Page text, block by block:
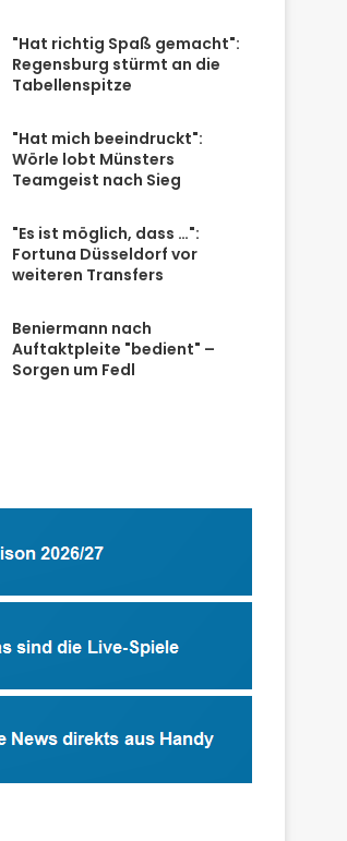
"Hat richtig Spaß gemacht":
Regensburg stürmt an die
Tabellenspitze
"Hat mich beeindruckt":
Wörle lobt Münsters
Teamgeist nach Sieg
"Es ist möglich, dass …":
Fortuna Düsseldorf vor
weiteren Transfers
Beniermann nach
Auftaktpleite "bedient" –
Sorgen um Fedl